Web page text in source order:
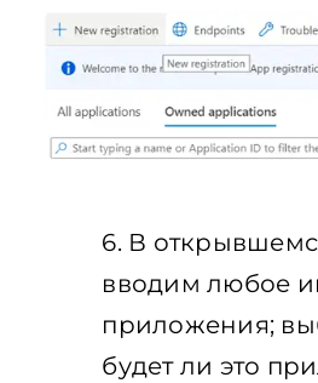
6. В
вводим любое
приложения;
будет ли это